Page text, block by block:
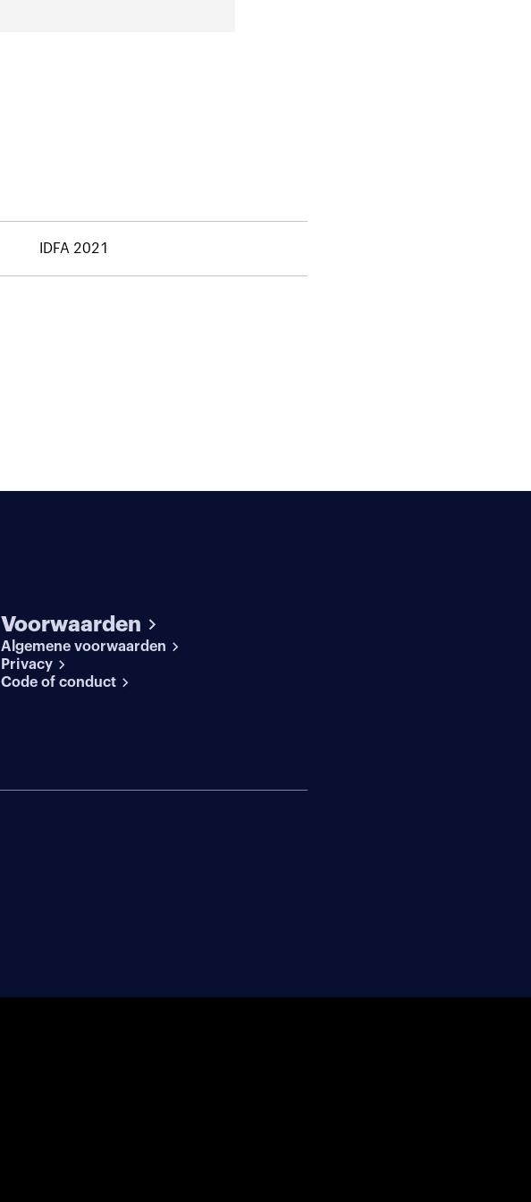
IDFA 2021
Voorwaarden
Algemene voorwaarden
Privacy
Code of conduct